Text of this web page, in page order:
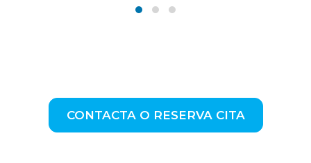
CONTACTA O RESERVA CITA